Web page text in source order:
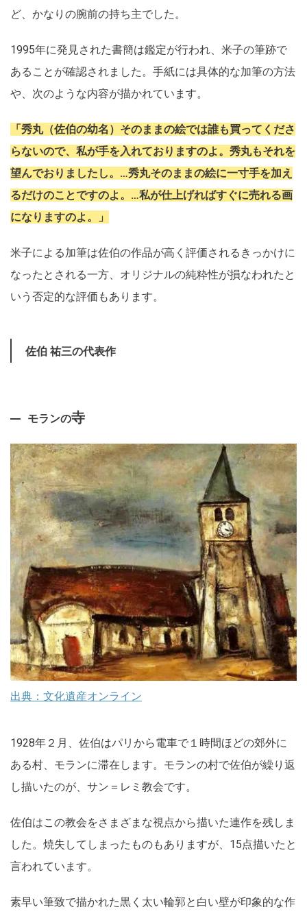
ど、かなりの腕前の持ち主でした。
1995年に発見された書簡は鑑定が行われ、米子の筆跡で
あることが確認されました。手紙には具体的な加筆の方法
や、次のような内容が描かれています。
「秀丸（佐伯の幼名）そのままの絵では誰も買ってくださ
らないので、私が手を入れておりますのよ。秀丸もそれを
望んでおりましたし。…秀丸そのままの絵に一寸手を加え
るだけのことですのよ。…私が仕上げればすぐに売れる画
になりますのよ。」
米子による加筆は佐伯の作品が高く評価されるきっかけに
なったとされる一方、オリジナルの純粋性が損なわれたと
いう否定的な評価もあります。
佐伯 祐三の代表作
モランの寺
出典：文化遺産オンライン
1928年２月、佐伯はパリから電車で１時間ほどの郊外に
ある村、モランに滞在します。モランの村で佐伯が繰り返
し描いたのが、サン＝レミ教会です。
佐伯はこの教会をさまざまな視点から描いた連作を残しま
した。焼失してしまったものもありますが、15点描いたと
言われています。
素早い筆致で描かれた黒く太い輪郭と白い壁が印象的な作